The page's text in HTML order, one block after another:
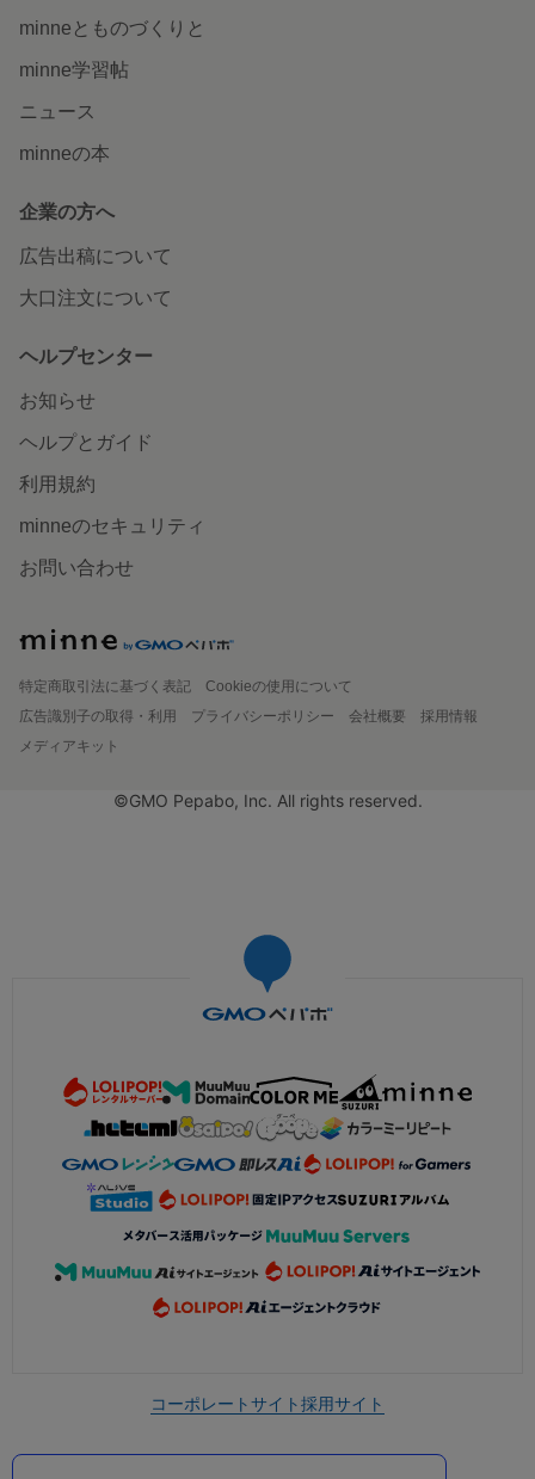
minneとものづくりと
minne学習帖
ニュース
minneの本
企業の方へ
広告出稿について
大口注文について
ヘルプセンター
お知らせ
ヘルプとガイド
利用規約
minneのセキュリティ
お問い合わせ
特定商取引法に基づく表記
Cookieの使用について
広告識別子の取得・利用
プライバシーポリシー 会社概要
採用情報
メディアキット
©GMO Pepabo, Inc. All rights reserved.
コーポレートサイト採用サイト